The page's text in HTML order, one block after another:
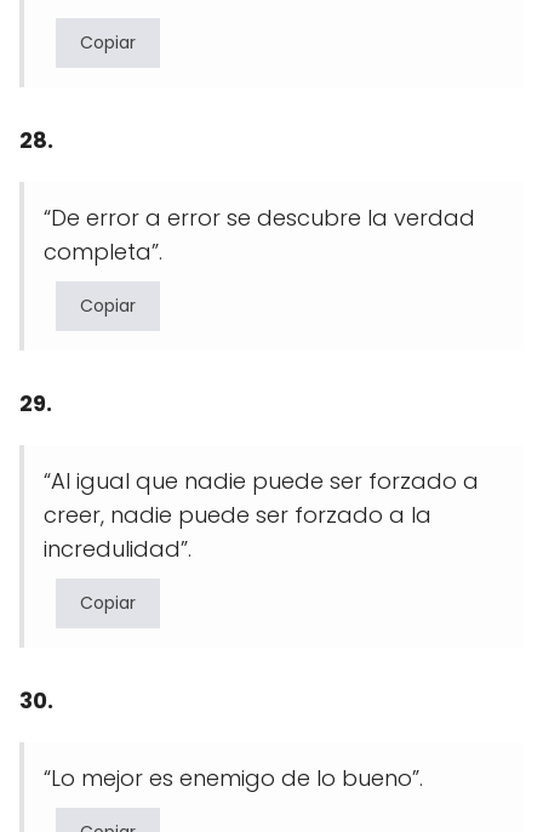
Copiar
28.
“De error a error se descubre la verdad
completa”.
Copiar
29.
“Al igual que nadie puede ser forzado a
creer, nadie puede ser forzado a la
incredulidad”.
Copiar
30.
“Lo mejor es enemigo de lo bueno”.